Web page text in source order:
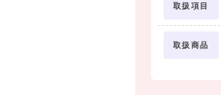
取扱項目
取扱商品